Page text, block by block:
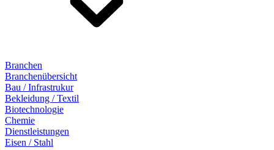
Branchen
Branchenübersicht
Bau / Infrastrukur
Bekleidung / Textil
Biotechnologie
Chemie
Dienstleistungen
Eisen / Stahl